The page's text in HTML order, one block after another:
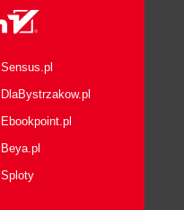
Sensus.pl
DlaBystrzakow.pl
Ebookpoint.pl
Beya.pl
Sploty